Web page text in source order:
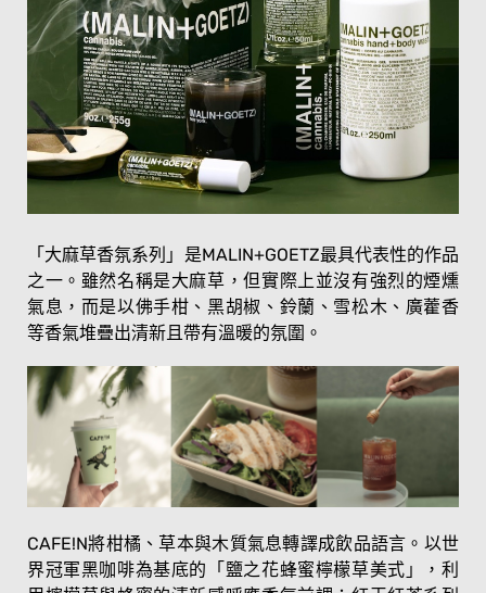
「大麻草香氛系列」是MALIN+GOETZ最具代表性的作品
之一。雖然名稱是大麻草，但實際上並沒有強烈的煙燻
氣息，而是以佛手柑、黑胡椒、鈴蘭、雪松木、廣藿香
等香氣堆疊出清新且帶有溫暖的氛圍。
CAFE!N將柑橘、草本與木質氣息轉譯成飲品語言。以世
界冠軍黑咖啡為基底的「鹽之花蜂蜜檸檬草美式」，利